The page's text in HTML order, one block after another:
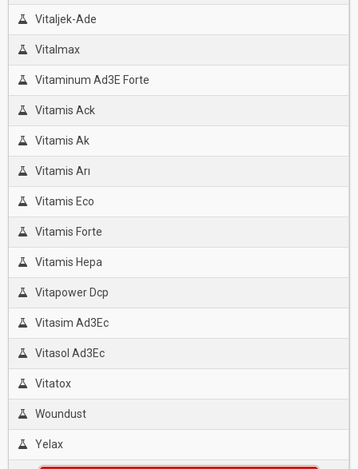
Vitaljek-Ade
Vitalmax
Vitaminum Ad3E Forte
Vitamis Ack
Vitamis Ak
Vitamis Arı
Vitamis Eco
Vitamis Forte
Vitamis Hepa
Vitapower Dcp
Vitasim Ad3Ec
Vitasol Ad3Ec
Vitatox
Woundust
Yelax